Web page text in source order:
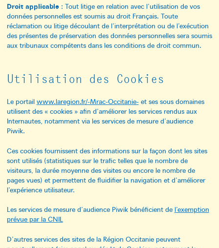
Droit applicable: Tout litige en relation avec l’utilisation de vos
données personnelles est soumis au droit Français. Toute
réclamation ou litige découlant de l’interprétation ou de l’exécution
des présentes de préservation des données personnelles sera soumis
aux tribunaux compétents dans les conditions de droit commun.
Utilisation des Cookies
Le portail www.laregion.fr/-Mrac-Occitanie-et ses sous domaines
utilisent des « cookies » afin d’améliorer les services rendus aux
Internautes, notamment via les services de mesure d’audience
Piwik.
Ces cookies fournissent des informations sur la façon dont les sites
sont utilisés (statistiques sur le trafic telles que le nombre de
visiteurs, la durée moyenne des visites ou encore le nombre de
pages vues) et permettent de fluidifier la navigation et d’améliorer
l’expérience utilisateur.
Les services de mesure d’audience Piwik bénéficient de l’exemption
prévue par la CNIL
D’autres services des sites de la Région Occitanie peuvent